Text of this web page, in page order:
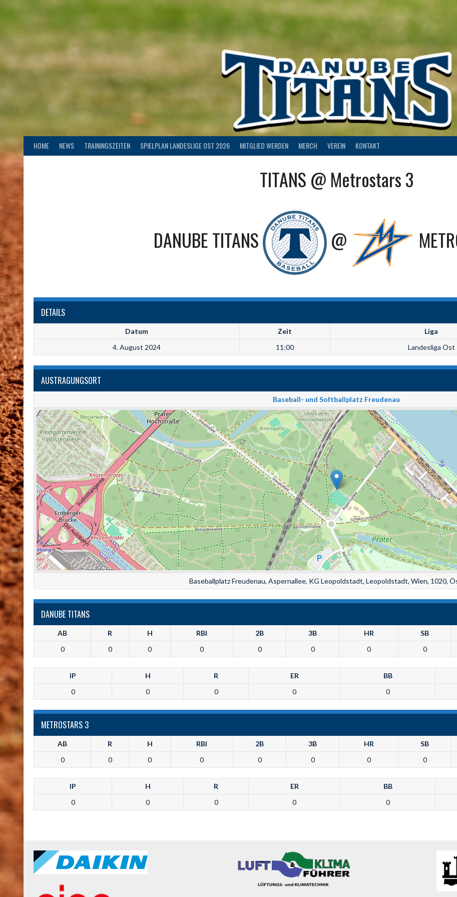
HOME NEWS TRAININGSZEITEN SPIELPLAN LANDESLIGE OST 2026 MITGLIED WERDEN MERCH VEREIN KONTAKT
TITANS @ Metrostars 3
DANUBE TITANS @
DETAILS
Datum Zeit Liga
4. August 2024
11:00 Landesliga Ost
AUSTRAGUNGSORT
Baseball- und Softballplatz Freudenau
Baseballplatz Freudenau, Aspernallee, KG Leopoldstadt, Leopoldstadt, Wien, 1020,
DANUBE TITANS
AB R H RBI 2B 3B HR SB
0
0 0 0 0 0 0 0
IP H R ER BB
0
0 0 0 0
METROSTARS 3
AB R H RBI 2B 3B HR SB
0
0 0 0 0 0 0 0
IP H R ER BB
0
0 0 0 0